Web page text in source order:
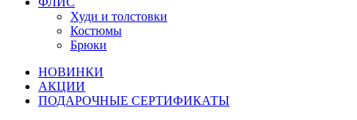
Худи и толстовки
Костюмы
Брюки
НОВИНКИ
АКЦИИ
ПОДАРОЧНЫЕ СЕРТИФИКАТЫ